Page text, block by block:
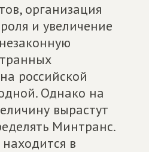
организация
и увеличение
российской
Однако на
вырастут
Минтранс.
в